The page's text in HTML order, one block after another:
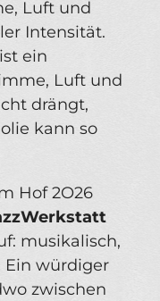
Luft und
Intensität.
ein
Luft und
drängt,
kann so
Hof 2O26
musikalisch,
Ein würdiger
zwischen